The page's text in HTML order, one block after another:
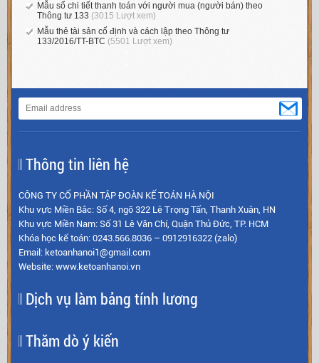
Mẫu sổ chi tiết thanh toán với người mua (người bán) theo
Thông tư 133 (3015 Lượt xem)
Mẫu thẻ tài sản cố định và cách lập theo Thông tư
133/2016/TT-BTC (5501 Lượt xem)
Thông tin liên hệ
CÔNG TY CỔ PHẦN TẬP ĐOÀN KẾ TOÁN HÀ NỘI
Khu vực Miền Bắc: Số 4, ngõ 322 Lê Trọng Tấn, Thanh Xuân, HN
Khu vực Miền Nam: Số 31 Lê Văn Chí, Quận Thủ Đức, TP. HCM
Khóa học kế toán: 0243.566.8036 – 0912916322 (zalo)
Email: ketoanhanoi1@gmail.com
Website: www.ketoanhanoi.vn
Dịch vụ làm bảng tính lương
Thăm dò ý kiến